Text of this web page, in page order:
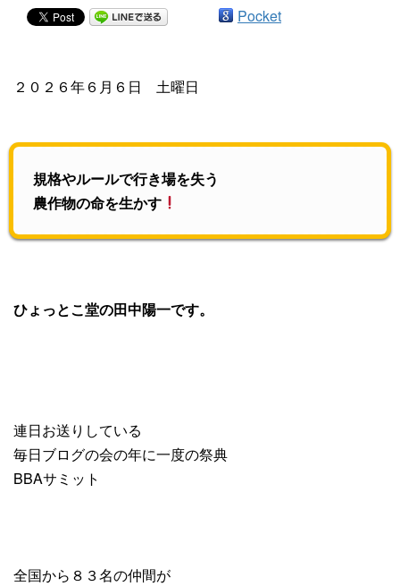
Pocket
２０２６年６月６日 土曜日
規格やルールで行き場を失う
農作物の命を生かす
ひょっとこ堂の田中陽一です。
連日お送りしている
毎日ブログの会の年に一度の祭典
BBAサミット
全国から８３名の仲間が